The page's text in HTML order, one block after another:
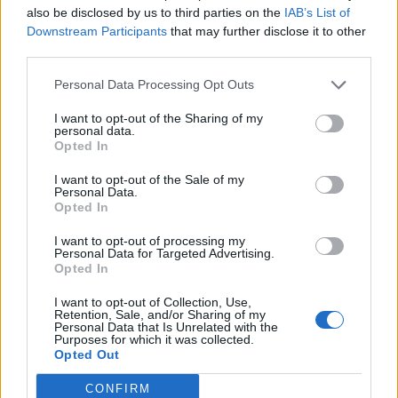
also be disclosed by us to third parties on the IAB’s List of
Downstream Participants that may further disclose it to other
Personal Data Processing Opt Outs
I want to opt-out of the Sharing of my
personal data.
Opted In
I want to opt-out of the Sale of my
Personal Data.
Opted In
I want to opt-out of processing my
Personal Data for Targeted Advertising.
Opted In
I want to opt-out of Collection, Use,
Retention, Sale, and/or Sharing of my
Personal Data that Is Unrelated with the
Purposes for which it was collected.
Opted Out
CONFIRM
afirma, ocorre por meio da neuroplasticidade, processo
pelo qual os circuitos neurais se reorganizam em
resposta às experiências.
profunda em um contexto marcado pela abundância de
informações e pela rápida evolução tecnológica. O
desenvolvimento depende de como o cérebro é
exercitado no cotidiano”, finalizou Fabiano de Abreu
Ígor Lopes
O “Millennium Estoril Open 2026” decorreu entre os
dias 18 e 26 de julho, no Clube de Ténis do Estoril, em
competição ao circuito “ATP Tour” na categoria “ATP
250”, depois de, na edição anterior, ter integrado o
circuito “Challenger”. O francês Luca Van Assche
conquistou o primeiro título ATP da carreira ao
derrotar o belga Alexander Blockx na final, encerrando
uma edição marcada pela elevada competitividade, pela
forte presença de tenistas portugueses e pela projeção
internacional do evento.
O torneio arrancou com a fase de qualificação, nos dias
18 e 19 de julho, reunindo dezenas de atletas em busca
de um lugar no quadro principal. A cerimónia de
abertura contou com a presença do presidente da
CONTINUAR A LER